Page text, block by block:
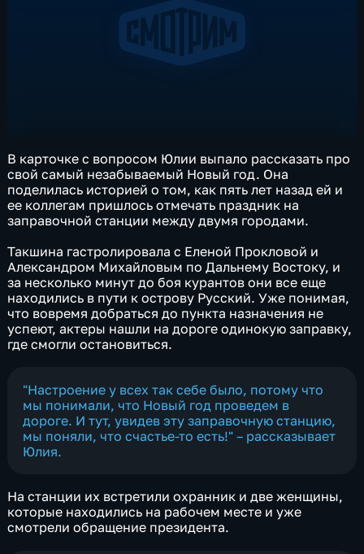
В карточке с вопросом Юлии выпало рассказать про
свой самый незабываемый Новый год. Она
поделилась историей о том, как пять лет назад ей и
ее коллегам пришлось отмечать праздник на
заправочной станции между двумя городами.
Такшина гастролировала с Еленой Прокловой и
Александром Михайловым по Дальнему Востоку, и
за несколько минут до боя курантов они все еще
находились в пути к острову Русский. Уже понимая,
что вовремя добраться до пункта назначения не
успеют, актеры нашли на дороге одинокую заправку,
где смогли остановиться.
"Настроение у всех так себе было, потому что
мы понимали, что Новый год проведем в
дороге. И тут, увидев эту заправочную станцию,
мы поняли, что счастье-то есть!" – рассказывает
Юлия.
На станции их встретили охранник и две женщины,
которые находились на рабочем месте и уже
смотрели обращение президента.